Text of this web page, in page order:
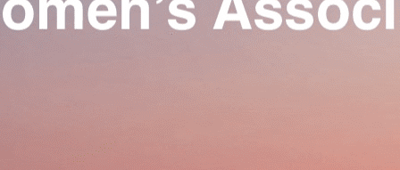
Ajoutez un logo, un bouton, des réseaux sociaux
Our Association
Activities